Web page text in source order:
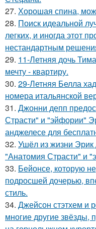
27. Хорошая спина,
28. Поиск идеальной
легких, и иногда этот
нестандартным
29. 11-Летняя дочь
мечту - квартиру.
30. 29-Летняя Белла
номера итальянской
31. Джонни депп
Страсти" и "эйфории"
анджелесе для
32. Ушёл из жизни Эрик
"Анатомия Страсти" и
33. Бейонсе, которую
подросшей дочерью,
стиль.
34. Джейсон стэтхем и
многие другие звёзды,